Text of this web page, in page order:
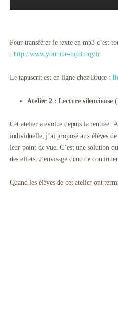
Pour transférer le texte en mp3 c’est
: http://www.youtube-mp3.org/fr
Le tapuscrit est en ligne chez Bruce :
Atelier 2 : Lecture silencieuse
Cet atelier a évolué depuis la rentrée.
individuelle, j’ai proposé aux élèves
leur point de vue. C’est une solution
des effets. J’envisage donc de
Quand les élèves de cet atelier ont